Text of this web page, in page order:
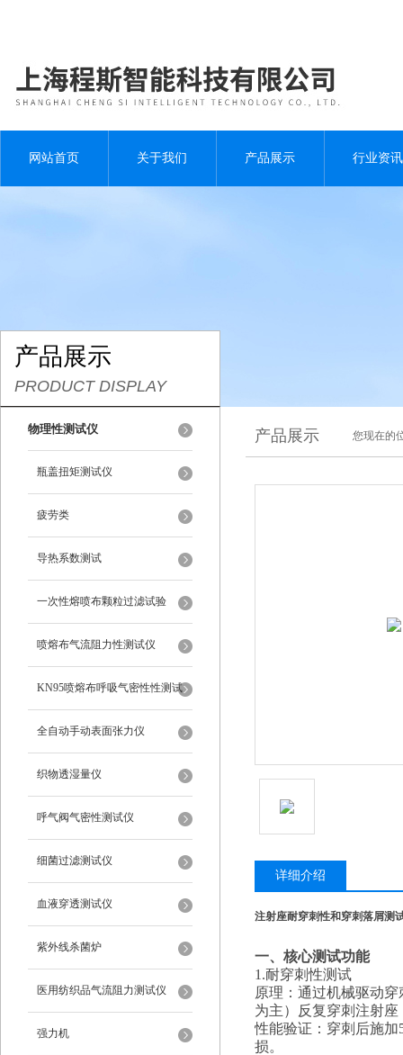
网站首页 关于我们 产品展示 行业资讯
产品展示
PRODUCT DISPLAY
物理性测试仪
瓶盖扭矩测试仪
疲劳类
导热系数测试
一次性熔喷布颗粒过滤试验
喷熔布气流阻力性测试仪
KN95喷熔布呼吸气密性性测试
仪
全自动手动表面张力仪
织物透湿量仪
呼气阀气密性测试仪
细菌过滤测试仪
血液穿透测试仪
紫外线杀菌炉
医用纺织品气流阻力测试仪
强力机
产品展示 您现在的
详细介绍
注射座耐穿刺性和穿刺落屑测
‌一、核心测试功能‌
1.‌耐穿刺性测试‌
原理‌：通过机械驱动穿
为主）反复穿刺注射
性能验证‌：穿刺后施加
损。